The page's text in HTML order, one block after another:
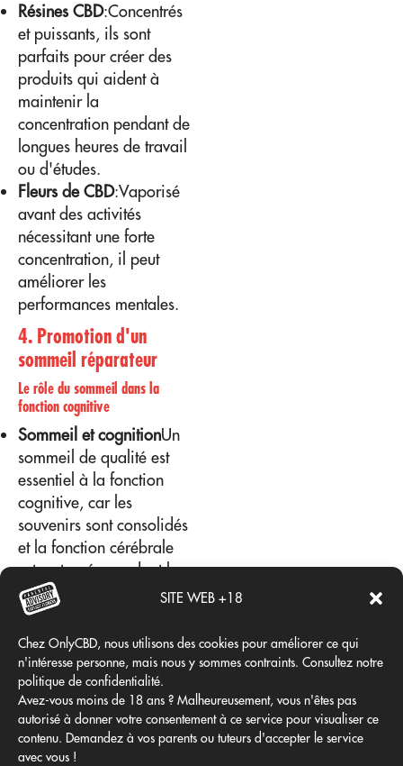
SITE WEB +18
Chez OnlyCBD, nous utilisons des cookies pour améliorer ce qui
n'intéresse personne, mais nous y sommes contraints. Consultez notre
politique de confidentialité.
Avez-vous moins de 18 ans ? Malheureusement, vous n'êtes pas
autorisé à donner votre consentement à ce service pour visualiser ce
contenu. Demandez à vos parents ou tuteurs d'accepter le service
avec vous !
Résines CBD:Concentrés
et puissants, ils sont
parfaits pour créer des
produits qui aident à
maintenir la
concentration pendant de
longues heures de travail
ou d'études.
Fleurs de CBD:Vaporisé
avant des activités
nécessitant une forte
concentration, il peut
améliorer les
performances mentales.
4. Promotion d'un
sommeil réparateur
Le rôle du sommeil dans la
fonction cognitive
Sommeil et cognitionUn
sommeil de qualité est
essentiel à la fonction
cognitive, car les
souvenirs sont consolidés
et la fonction cérébrale
est restaurée pendant le
sommeil.
Le CBD pour améliorer le
sommeilLe CBD peut
aider à réguler le cycle
du sommeil, améliorant
ainsi la qualité du
sommeil, ce qui profite à
son tour à la fonction